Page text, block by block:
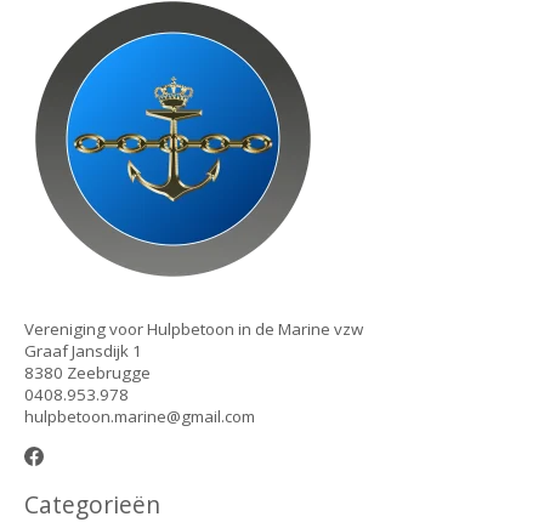
Vereniging voor Hulpbetoon in de Marine vzw
Graaf Jansdijk 1
8380 Zeebrugge
0408.953.978
hulpbetoon.marine@gmail.com
Categorieën